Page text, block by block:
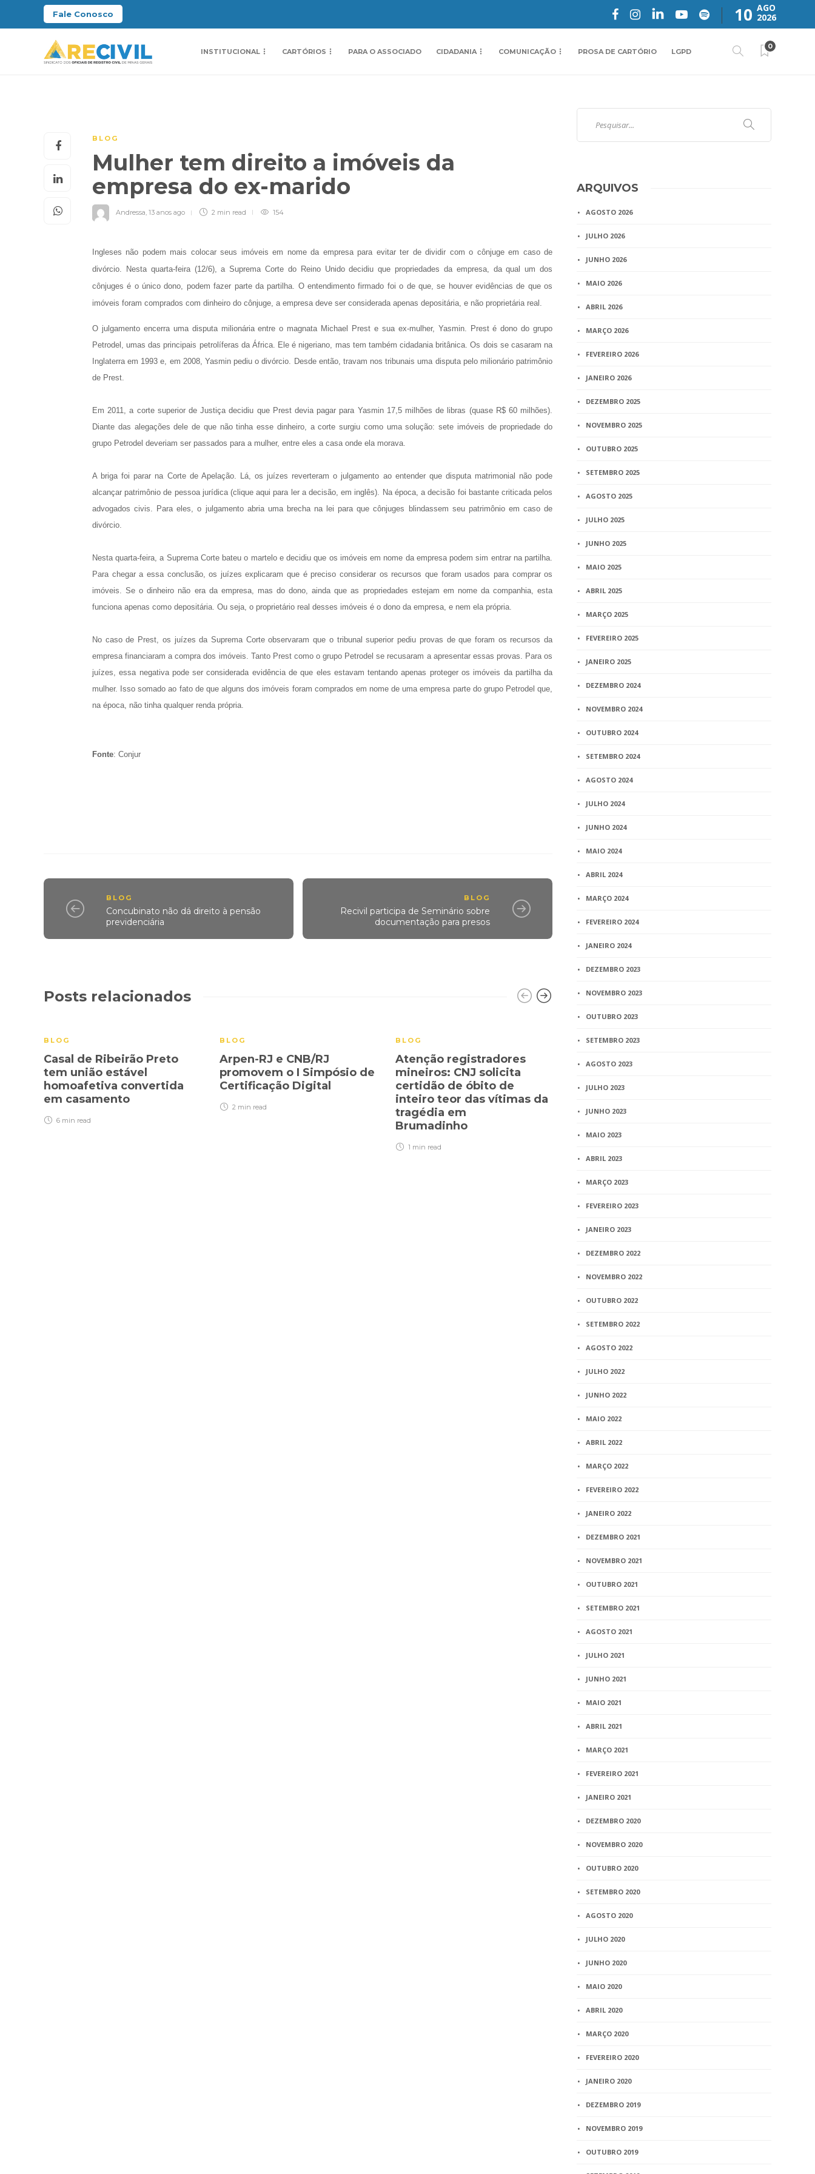
Fale Conosco 10 AGO
2026
INSTITUCIONAL CARTÓRIOS PARA O ASSOCIADO CIDADANIA COMUNICAÇÃO PROSA DE CARTÓRIO LGPD
0
BLOG
Mulher tem direito a imóveis da
empresa do ex-marido
Andressa, 13 anos ago 2 min read 154
Ingleses não podem mais colocar seus imóveis em nome da empresa para evitar ter de dividir com o cônjuge em caso de
divórcio. Nesta quarta-feira (12/6), a Suprema Corte do Reino Unido decidiu que propriedades da empresa, da qual um dos
cônjuges é o único dono, podem fazer parte da partilha. O entendimento firmado foi o de que, se houver evidências de que os
imóveis foram comprados com dinheiro do cônjuge, a empresa deve ser considerada apenas depositária, e não proprietária real.
O julgamento encerra uma disputa milionária entre o magnata Michael Prest e sua ex-mulher, Yasmin. Prest é dono do grupo
Petrodel, umas das principais petrolíferas da África. Ele é nigeriano, mas tem também cidadania britânica. Os dois se casaram na
Inglaterra em 1993 e, em 2008, Yasmin pediu o divórcio. Desde então, travam nos tribunais uma disputa pelo milionário patrimônio
de Prest.
Em 2011, a corte superior de Justiça decidiu que Prest devia pagar para Yasmin 17,5 milhões de libras (quase R$ 60 milhões).
Diante das alegações dele de que não tinha esse dinheiro, a corte surgiu como uma solução: sete imóveis de propriedade do
grupo Petrodel deveriam ser passados para a mulher, entre eles a casa onde ela morava.
A briga foi parar na Corte de Apelação. Lá, os juízes reverteram o julgamento ao entender que disputa matrimonial não pode
alcançar patrimônio de pessoa jurídica (clique aqui para ler a decisão, em inglês). Na época, a decisão foi bastante criticada pelos
advogados civis. Para eles, o julgamento abria uma brecha na lei para que cônjuges blindassem seu patrimônio em caso de
divórcio.
Nesta quarta-feira, a Suprema Corte bateu o martelo e decidiu que os imóveis em nome da empresa podem sim entrar na partilha.
Para chegar a essa conclusão, os juízes explicaram que é preciso considerar os recursos que foram usados para comprar os
imóveis. Se o dinheiro não era da empresa, mas do dono, ainda que as propriedades estejam em nome da companhia, esta
funciona apenas como depositária. Ou seja, o proprietário real desses imóveis é o dono da empresa, e nem ela própria.
No caso de Prest, os juízes da Suprema Corte observaram que o tribunal superior pediu provas de que foram os recursos da
empresa financiaram a compra dos imóveis. Tanto Prest como o grupo Petrodel se recusaram a apresentar essas provas. Para os
juízes, essa negativa pode ser considerada evidência de que eles estavam tentando apenas proteger os imóveis da partilha da
mulher. Isso somado ao fato de que alguns dos imóveis foram comprados em nome de uma empresa parte do grupo Petrodel que,
na época, não tinha qualquer renda própria.
Fonte: Conjur
BLOG
Concubinato não dá direito à pensão
previdenciária
BLOG
Recivil participa de Seminário sobre
documentação para presos
Posts relacionados
BLOG
Casal de Ribeirão Preto
tem união estável
homoafetiva convertida
em casamento
6 min read
BLOG
Arpen-RJ e CNB/RJ
promovem o I Simpósio de
Certificação Digital
2 min read
BLOG
Atenção registradores
mineiros: CNJ solicita
certidão de óbito de
inteiro teor das vítimas da
tragédia em
Brumadinho
1 min read
BLOG
Decisões determinam que
registro civil
5 min read
ARQUIVOS
AGOSTO 2026
JULHO 2026
JUNHO 2026
MAIO 2026
ABRIL 2026
MARÇO 2026
FEVEREIRO 2026
JANEIRO 2026
DEZEMBRO 2025
NOVEMBRO 2025
OUTUBRO 2025
SETEMBRO 2025
AGOSTO 2025
JULHO 2025
JUNHO 2025
MAIO 2025
ABRIL 2025
MARÇO 2025
FEVEREIRO 2025
JANEIRO 2025
DEZEMBRO 2024
NOVEMBRO 2024
OUTUBRO 2024
SETEMBRO 2024
AGOSTO 2024
JULHO 2024
JUNHO 2024
MAIO 2024
ABRIL 2024
MARÇO 2024
FEVEREIRO 2024
JANEIRO 2024
DEZEMBRO 2023
NOVEMBRO 2023
OUTUBRO 2023
SETEMBRO 2023
AGOSTO 2023
JULHO 2023
JUNHO 2023
MAIO 2023
ABRIL 2023
MARÇO 2023
FEVEREIRO 2023
JANEIRO 2023
DEZEMBRO 2022
NOVEMBRO 2022
OUTUBRO 2022
SETEMBRO 2022
AGOSTO 2022
JULHO 2022
JUNHO 2022
MAIO 2022
ABRIL 2022
MARÇO 2022
FEVEREIRO 2022
JANEIRO 2022
DEZEMBRO 2021
NOVEMBRO 2021
OUTUBRO 2021
SETEMBRO 2021
AGOSTO 2021
JULHO 2021
JUNHO 2021
MAIO 2021
ABRIL 2021
MARÇO 2021
FEVEREIRO 2021
JANEIRO 2021
DEZEMBRO 2020
NOVEMBRO 2020
OUTUBRO 2020
SETEMBRO 2020
AGOSTO 2020
JULHO 2020
JUNHO 2020
MAIO 2020
ABRIL 2020
MARÇO 2020
FEVEREIRO 2020
JANEIRO 2020
DEZEMBRO 2019
NOVEMBRO 2019
OUTUBRO 2019